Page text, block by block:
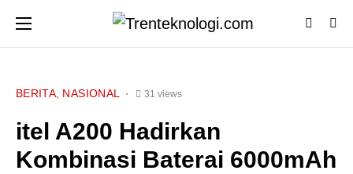
BERITA NASIONAL 31 views
itel A200 Hadirkan
Kombinasi Baterai 6000mAh